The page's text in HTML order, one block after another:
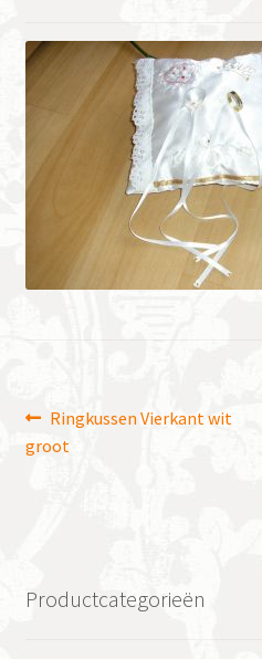
Bericht
navigatie
Vorig
bericht:
Ringkussen Vierkant wit
groot
Productcategorieën